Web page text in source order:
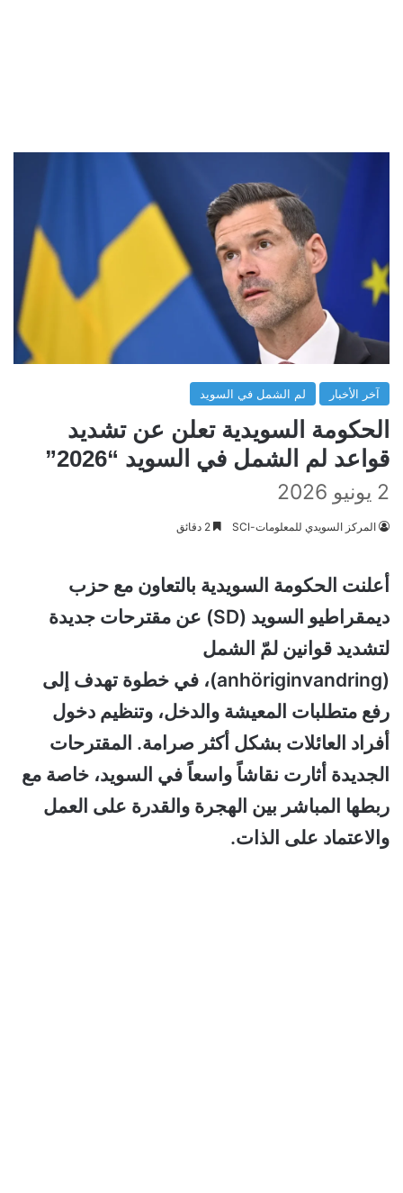
آخر الأخبار لم الشمل في السويد
الحكومة السويدية تعلن عن تشديد
قواعد لم الشمل في السويد “2026”
2 يونيو 2026
المركز السويدي للمعلومات-SCI
أعلنت الحكومة السويدية بالتعاون مع حزب
ديمقراطيو السويد (SD) عن مقترحات جديدة
لتشديد قوانين لمّ الشمل
(anhöriginvandring)، في خطوة تهدف إلى
رفع متطلبات المعيشة والدخل، وتنظيم دخول
أفراد العائلات بشكل أكثر صرامة. المقترحات
الجديدة أثارت نقاشاً واسعاً في السويد، خاصة مع
ربطها المباشر بين الهجرة والقدرة على العمل
والاعتماد على الذات.